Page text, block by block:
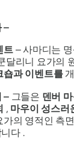
–
트– 사마디는 명
달리니 요가의
숍과 이벤트를
– 그들은 덴버
, 마우이 성스러
가의 영적인 측
다 .